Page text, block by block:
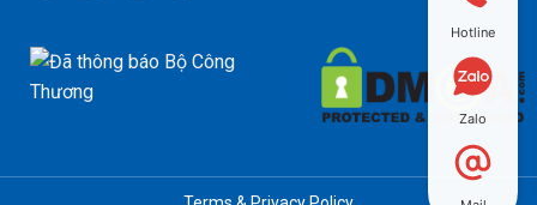
Hotline
Zalo